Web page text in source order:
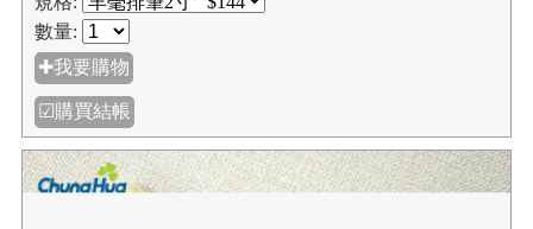
數量:
✚我要購物
☑購買結帳